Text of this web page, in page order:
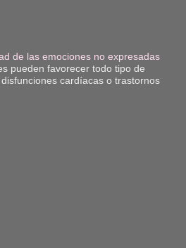
de las emociones no expresadas
pueden favorecer todo tipo de
cardíacas o trastornos